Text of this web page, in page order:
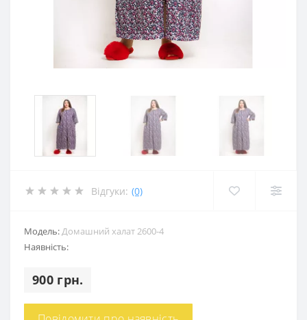
Відгуки: (0)
Модель:Домашний халат 2600-4
Наявність:
900 грн.